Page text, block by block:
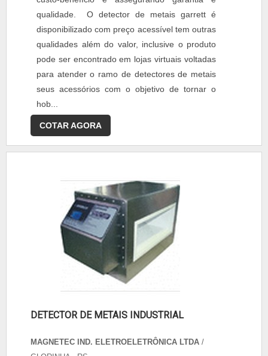
qualidade. O detector de metais garrett é
disponibilizado com preço acessível tem outras
qualidades além do valor, inclusive o produto
pode ser encontrado em lojas virtuais voltadas
para atender o ramo de detectores de metais
seus acessórios com o objetivo de tornar o
hob...
COTAR AGORA
DETECTOR DE METAIS INDUSTRIAL
MAGNETEC IND. ELETROELETRÔNICA LTDA /